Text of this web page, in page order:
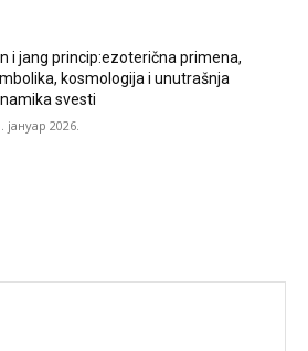
i jang princip:ezoterična primena,
kosmologija i unutrašnja
svesti
јануар 2026.